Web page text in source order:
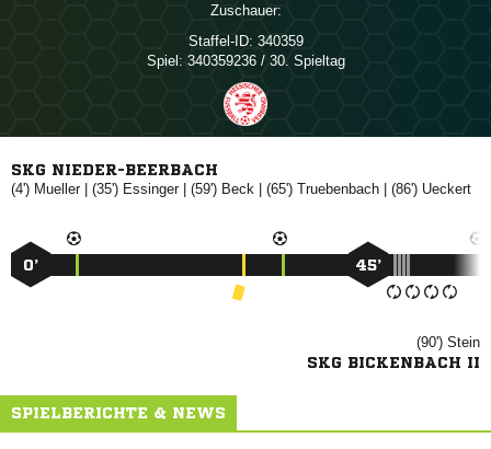
Zuschauer:
Staffel-ID: 340359
Spiel: 340359236 / 30. Spieltag
SKG NIEDER-BEERBACH
(4') | (35') | (59')  | (65')  | (86') 
0’ 45’
(90') 
SKG BICKENBACH II
SPIELBERICHTE & NEWS